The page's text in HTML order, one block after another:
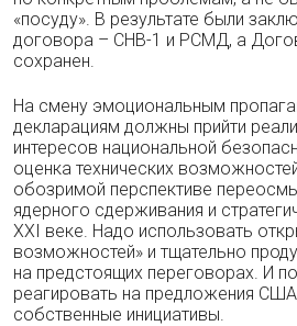
«посуду». В результате были
договора – СНВ-1 и РСМД, а
сохранен.
На смену эмоциональным
декларациям должны прийти
интересов национальной
оценка технических
обозримой перспективе
ядерного сдерживания и
XXI веке. Надо использовать
возможностей» и тщательно
на предстоящих переговорах. И
реагировать на предложения
собственные инициативы.